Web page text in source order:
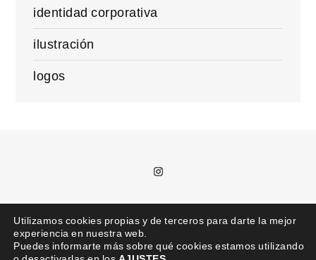
identidad corporativa
ilustración
logos
Instagram
Utilizamos cookies propias y de terceros para darte la mejor
experiencia en nuestra web.
Puedes informarte más sobre qué cookies estamos utilizando